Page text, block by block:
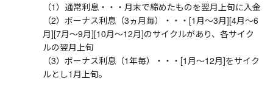
（1）通常利息・・・月末で締めたものを翌月上旬に入金
（2）ボーナス利息（3ヵ月毎）・・・[1月～3月][4月～6
月][7月～9月][10月～12月]のサイクルがあり、各サイク
ルの翌月上旬
（3）ボーナス利息（1年毎）・・・[1月～12月]をサイク
ルとし1月上旬。